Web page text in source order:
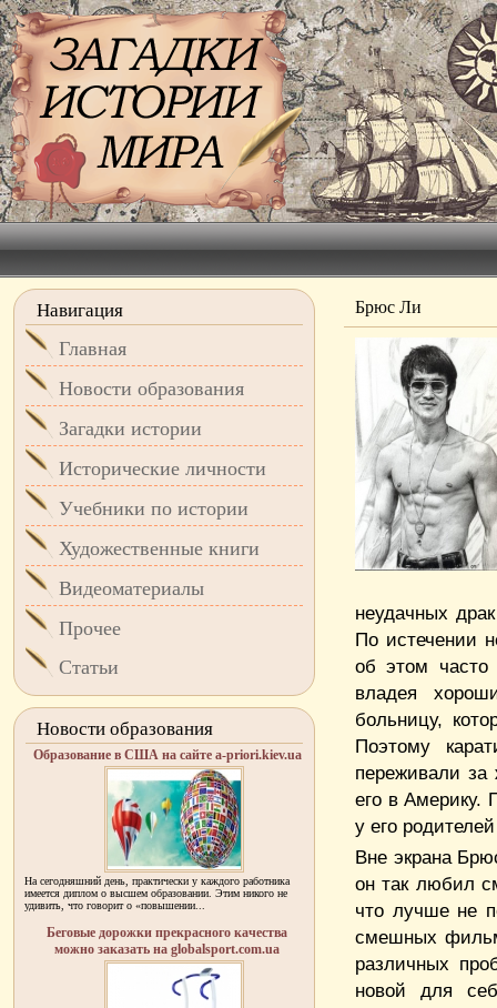
Брюс Ли
неудачных
По истечении
об этом
владея
больницу,
Поэтому
переживали за
его в Америку.
у его
Вне экрана
он так любил
что лучше не
смешных
различных
новой для
Навигация
Главная
Новости образования
Загадки истории
Исторические личности
Учебники по истории
Художественные книги
Видеоматериалы
Прочее
Статьи
Новости образования
Образование в США на сайте a-priori.kiev.ua
На сегодняшний день, практически у каждого работника
имеется диплом о высшем образовании. Этим никого не
удивить, что говорит о «повышении...
Беговые дорожки прекрасного качества
можно заказать на globalsport.com.ua